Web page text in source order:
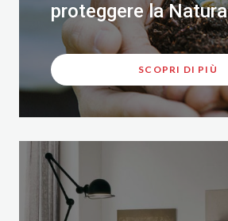
proteggere la Natura
SCOPRI DI PIÙ